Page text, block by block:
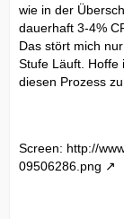
wie in der
dauerhaft 3-4%
Das stört mich
Stufe Läuft. Hoffe
diesen Prozess zu
Screen: http://
09506286.png